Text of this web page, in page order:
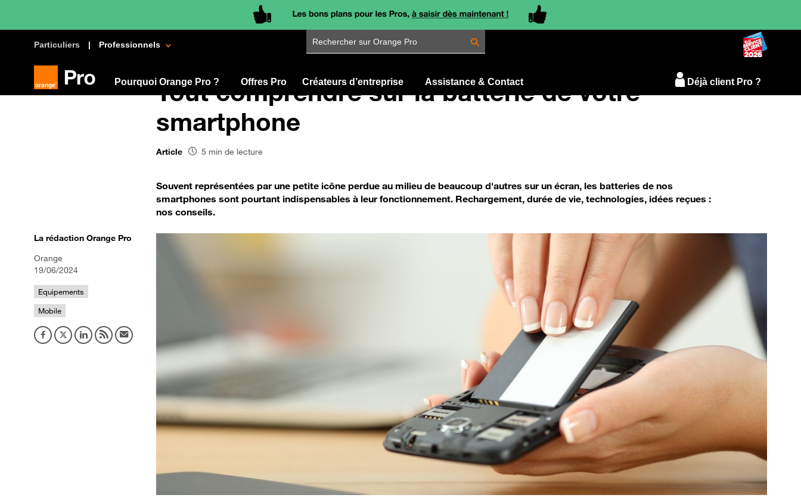
Particuliers Professionnels
Rechercher sur Orange Pro
Pourquoi Orange Pro ? Offres Pro Créateurs d’entreprise Assistance & Contact Déjà client Pro ?
Tout comprendre sur la batterie de votre
smartphone
Article 5 min de lecture
Souvent représentées par une petite icône perdue au milieu de beaucoup d'autres sur un écran, les batteries de nos
smartphones sont pourtant indispensables à leur fonctionnement. Rechargement, durée de vie, technologies, idées reçues :
nos conseils.
La rédaction Orange Pro
Orange
19/06/2024
Equipements
Mobile